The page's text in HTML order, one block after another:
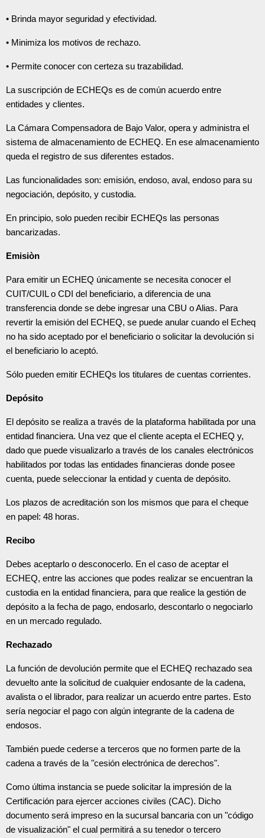
• Brinda mayor seguridad y efectividad.
• Minimiza los motivos de rechazo.
• Permite conocer con certeza su trazabilidad.
La suscripción de ECHEQs es de común acuerdo entre
entidades y clientes.
La Cámara Compensadora de Bajo Valor, opera y administra el
sistema de almacenamiento de ECHEQ. En ese almacenamiento
queda el registro de sus diferentes estados.
Las funcionalidades son: emisión, endoso, aval, endoso para su
negociación, depósito, y custodia.
En principio, solo pueden recibir ECHEQs las personas
bancarizadas.
Emisiòn
Para emitir un ECHEQ únicamente se necesita conocer el
CUIT/CUIL o CDI del beneficiario, a diferencia de una
transferencia donde se debe ingresar una CBU o Alias. Para
revertir la emisión del ECHEQ, se puede anular cuando el Echeq
no ha sido aceptado por el beneficiario o solicitar la devolución si
el beneficiario lo aceptó.
Sólo pueden emitir ECHEQs los titulares de cuentas corrientes.
Depósito
El depósito se realiza a través de la plataforma habilitada por una
entidad financiera. Una vez que el cliente acepta el ECHEQ y,
dado que puede visualizarlo a través de los canales electrónicos
habilitados por todas las entidades financieras donde posee
cuenta, puede seleccionar la entidad y cuenta de depósito.
Los plazos de acreditación son los mismos que para el cheque
en papel: 48 horas.
Recibo
Debes aceptarlo o desconocerlo. En el caso de aceptar el
ECHEQ, entre las acciones que podes realizar se encuentran la
custodia en la entidad financiera, para que realice la gestión de
depósito a la fecha de pago, endosarlo, descontarlo o negociarlo
en un mercado regulado.
Rechazado
La función de devolución permite que el ECHEQ rechazado sea
devuelto ante la solicitud de cualquier endosante de la cadena,
avalista o el librador, para realizar un acuerdo entre partes. Esto
sería negociar el pago con algún integrante de la cadena de
endosos.
También puede cederse a terceros que no formen parte de la
cadena a través de la "cesión electrónica de derechos".
Como última instancia se puede solicitar la impresión de la
Certificación para ejercer acciones civiles (CAC). Dicho
documento será impreso en la sucursal bancaria con un "código
de visualización" el cual permitirá a su tenedor o tercero